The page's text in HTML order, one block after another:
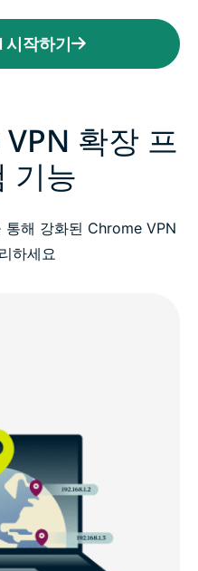
작하기
확장 프
기능
통해 강화된 Chrome VPN
하세요